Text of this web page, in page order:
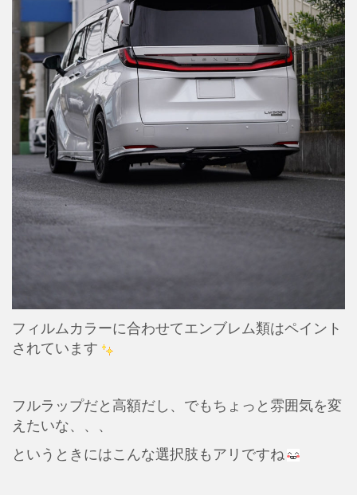
フィルムカラーに合わせてエンブレム類はペイント
されています
フルラップだと高額だし、でもちょっと雰囲気を変
えたいな、、、
というときにはこんな選択肢もアリですね